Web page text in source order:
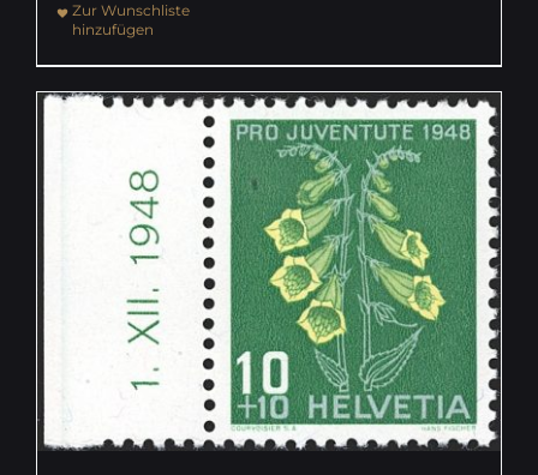
Zur Wunschliste
hinzufügen